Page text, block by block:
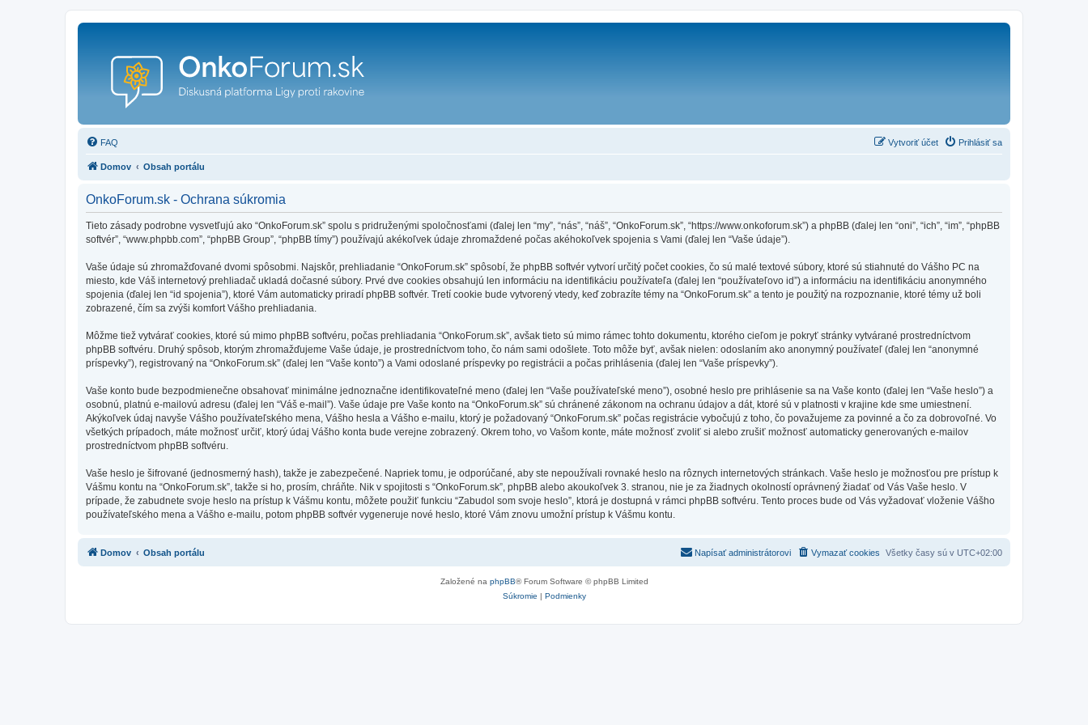
FAQ Prihlásiť sa
Vytvoriť účet
Domov Obsah portálu
OnkoForum.sk - Ochrana súkromia
Tieto zásady podrobne vysvetľujú ako “OnkoForum.sk” spolu s pridruženými spoločnosťami (ďalej len “my”, “nás”, “náš”, “OnkoForum.sk”, “https://www.onkoforum.sk”) a phpBB (ďalej len “oni”, “ich”, “im”, “phpBB
softvér”, “www.phpbb.com”, “phpBB Group”, “phpBB tímy”) používajú akékoľvek údaje zhromaždené počas akéhokoľvek spojenia s Vami (ďalej len “Vaše údaje”).
Vaše údaje sú zhromažďované dvomi spôsobmi. Najskôr, prehliadanie “OnkoForum.sk” spôsobí, že phpBB softvér vytvorí určitý počet cookies, čo sú malé textové súbory, ktoré sú stiahnuté do Vášho PC na
miesto, kde Váš internetový prehliadač ukladá dočasné súbory. Prvé dve cookies obsahujú len informáciu na identifikáciu používateľa (ďalej len “používateľovo id”) a informáciu na identifikáciu anonymného
spojenia (ďalej len “id spojenia”), ktoré Vám automaticky priradí phpBB softvér. Tretí cookie bude vytvorený vtedy, keď zobrazíte témy na “OnkoForum.sk” a tento je použitý na rozpoznanie, ktoré témy už boli
zobrazené, čím sa zvýši komfort Vášho prehliadania.
Môžme tiež vytvárať cookies, ktoré sú mimo phpBB softvéru, počas prehliadania “OnkoForum.sk”, avšak tieto sú mimo rámec tohto dokumentu, ktorého cieľom je pokryť stránky vytvárané prostredníctvom
phpBB softvéru. Druhý spôsob, ktorým zhromažďujeme Vaše údaje, je prostredníctvom toho, čo nám sami odošlete. Toto môže byť, avšak nielen: odoslaním ako anonymný používateľ (ďalej len “anonymné
príspevky”), registrovaný na “OnkoForum.sk” (ďalej len “Vaše konto”) a Vami odoslané príspevky po registrácii a počas prihlásenia (ďalej len “Vaše príspevky”).
Vaše konto bude bezpodmienečne obsahovať minimálne jednoznačne identifikovateľné meno (ďalej len “Vaše používateľské meno”), osobné heslo pre prihlásenie sa na Vaše konto (ďalej len “Vaše heslo”) a
osobnú, platnú e-mailovú adresu (ďalej len “Váš e-mail”). Vaše údaje pre Vaše konto na “OnkoForum.sk” sú chránené zákonom na ochranu údajov a dát, ktoré sú v platnosti v krajine kde sme umiestnení.
Akýkoľvek údaj navyše Vášho používateľského mena, Vášho hesla a Vášho e-mailu, ktorý je požadovaný “OnkoForum.sk” počas registrácie vybočujú z toho, čo považujeme za povinné a čo za dobrovoľné. Vo
všetkých prípadoch, máte možnosť určiť, ktorý údaj Vášho konta bude verejne zobrazený. Okrem toho, vo Vašom konte, máte možnosť zvoliť si alebo zrušiť možnosť automaticky generovaných e-mailov
prostredníctvom phpBB softvéru.
Vaše heslo je šifrované (jednosmerný hash), takže je zabezpečené. Napriek tomu, je odporúčané, aby ste nepoužívali rovnaké heslo na rôznych internetových stránkach. Vaše heslo je možnosťou pre prístup k
Vášmu kontu na “OnkoForum.sk”, takže si ho, prosím, chráňte. Nik v spojitosti s “OnkoForum.sk”, phpBB alebo akoukoľvek 3. stranou, nie je za žiadnych okolností oprávnený žiadať od Vás Vaše heslo. V
prípade, že zabudnete svoje heslo na prístup k Vášmu kontu, môžete použiť funkciu “Zabudol som svoje heslo”, ktorá je dostupná v rámci phpBB softvéru. Tento proces bude od Vás vyžadovať vloženie Vášho
používateľského mena a Vášho e-mailu, potom phpBB softvér vygeneruje nové heslo, ktoré Vám znovu umožní prístup k Vášmu kontu.
Domov Obsah portálu Všetky časy sú v UTC+02:00
Vymazať cookies
Napísať administrátorovi
Založené na phpBB® Forum Software © phpBB Limited
Súkromie | Podmienky